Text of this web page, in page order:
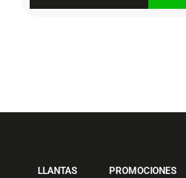
LLANTAS PROMOCIONES